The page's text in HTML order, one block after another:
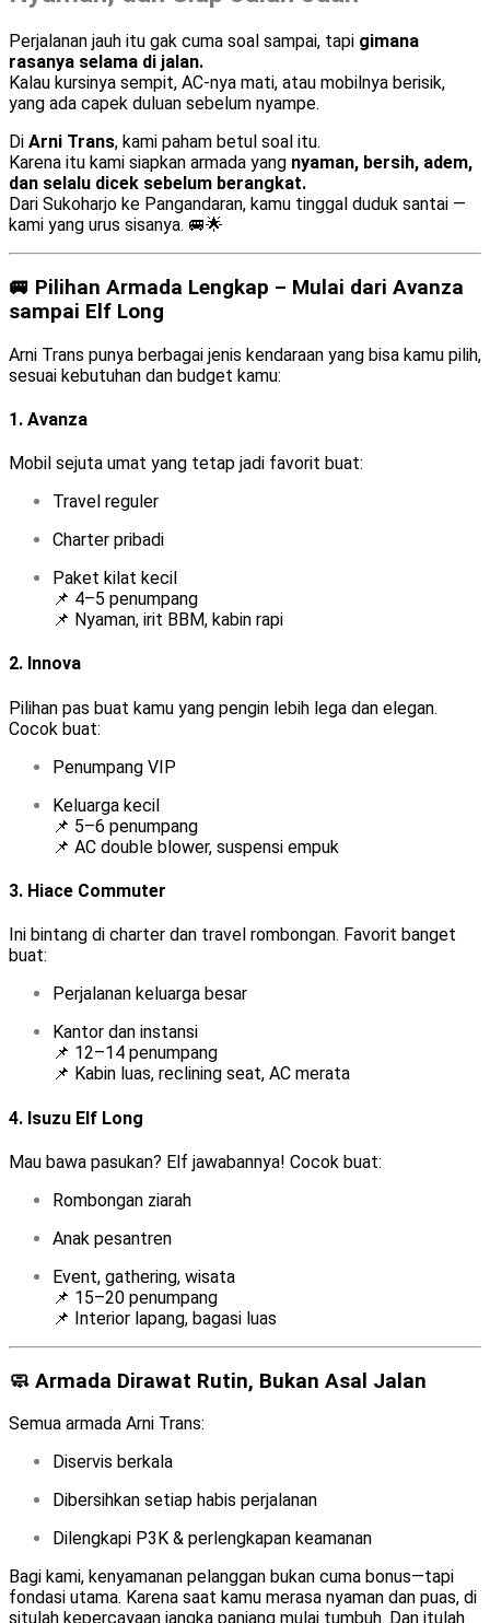
Perjalanan jauh itu gak cuma soal sampai, tapi gimana
rasanya selama di jalan.
Kalau kursinya sempit, AC-nya mati, atau mobilnya berisik,
yang ada capek duluan sebelum nyampe.
Di Arni Trans, kami paham betul soal itu.
Karena itu kami siapkan armada yang nyaman, bersih, adem,
dan selalu dicek sebelum berangkat.
Dari Sukoharjo ke Pangandaran, kamu tinggal duduk santai —
kami yang urus sisanya. 🚐🌟
🚐 Pilihan Armada Lengkap – Mulai dari Avanza
sampai Elf Long
Arni Trans punya berbagai jenis kendaraan yang bisa kamu pilih,
sesuai kebutuhan dan budget kamu:
1. Avanza
Mobil sejuta umat yang tetap jadi favorit buat:
Travel reguler
Charter pribadi
Paket kilat kecil
📌 4–5 penumpang
📌 Nyaman, irit BBM, kabin rapi
2. Innova
Pilihan pas buat kamu yang pengin lebih lega dan elegan.
Cocok buat:
Penumpang VIP
Keluarga kecil
📌 5–6 penumpang
📌 AC double blower, suspensi empuk
3. Hiace Commuter
Ini bintang di charter dan travel rombongan. Favorit banget
buat:
Perjalanan keluarga besar
Kantor dan instansi
📌 12–14 penumpang
📌 Kabin luas, reclining seat, AC merata
4. Isuzu Elf Long
Mau bawa pasukan? Elf jawabannya! Cocok buat:
Rombongan ziarah
Anak pesantren
Event, gathering, wisata
📌 15–20 penumpang
📌 Interior lapang, bagasi luas
🧼 Armada Dirawat Rutin, Bukan Asal Jalan
Semua armada Arni Trans:
Diservis berkala
Dibersihkan setiap habis perjalanan
Dilengkapi P3K & perlengkapan keamanan
Bagi kami, kenyamanan pelanggan bukan cuma bonus—tapi
fondasi utama. Karena saat kamu merasa nyaman dan puas, di
situlah kepercayaan jangka panjang mulai tumbuh. Dan itulah